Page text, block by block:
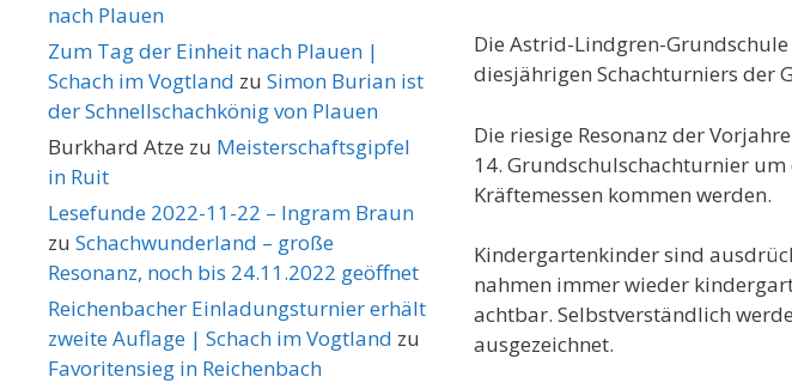
Die Astrid-Lindgren-
diesjährigen Schachturniers der
Die riesige Resonanz der
14. Grundschulschachturnier
Kräftemessen kommen werden.
Kindergartenkinder sind
nahmen immer wieder
achtbar. Selbstverständlich
ausgezeichnet.
nach Plauen
Zum Tag der Einheit nach Plauen |
Schach im Vogtland zu Simon Burian ist
der Schnellschachkönig von Plauen
Burkhard Atze zu Meisterschaftsgipfel
in Ruit
Lesefunde 2022-11-22 – Ingram Braun
zu Schachwunderland – große
Resonanz, noch bis 24.11.2022 geöffnet
Reichenbacher Einladungsturnier erhält
zweite Auflage | Schach im Vogtland zu
Favoritensieg in Reichenbach